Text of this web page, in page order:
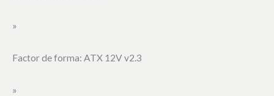
»
Factor de forma: ATX 12V v2.3
»